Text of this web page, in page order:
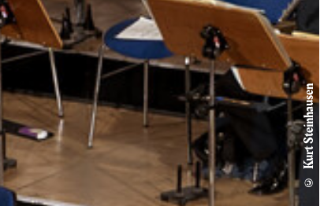
© Kurt Steinhausen